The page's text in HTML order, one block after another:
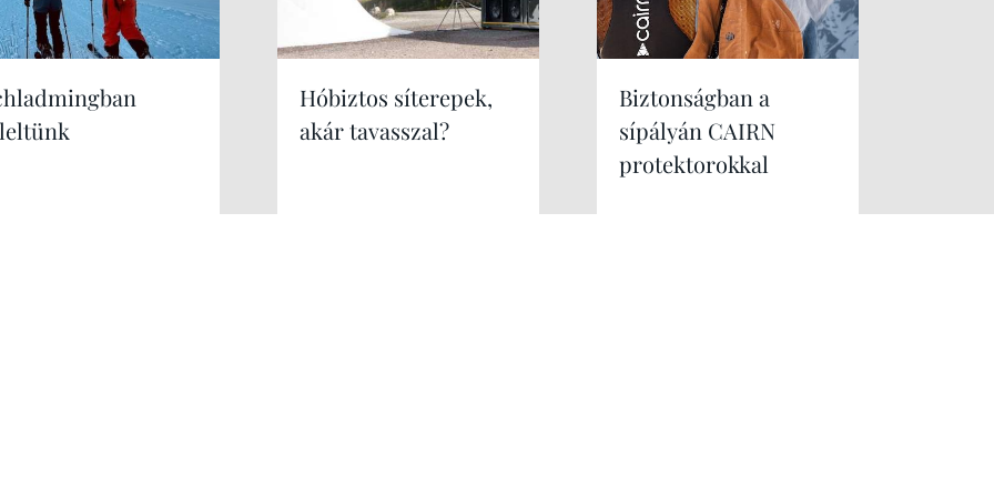
Hóbiztos síterepek,
akár tavasszal?
Biztonságban a
sípályán CAIRN
protektorokkal